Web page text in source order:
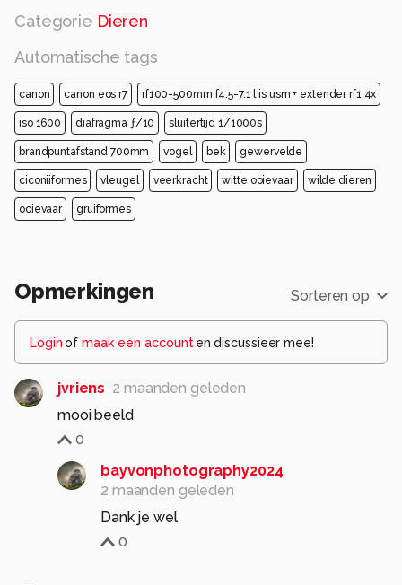
Categorie Dieren
Automatische tags
canon canon eos r7 rf100-500mm f4.5-7.1 l is usm + extender rf1.4x
iso 1600 diafragma ƒ/10 sluitertijd 1/1000s
brandpuntafstand 700mm vogel bek gewervelde
ciconiiformes vleugel veerkracht witte ooievaar wilde dieren
ooievaar gruiformes
Opmerkingen Sorteren op
Loginof maak een account en discussieer mee!
jvriens 2 maanden geleden
mooi beeld
0
bayvonphotography2024
2 maanden geleden
Dank je wel
0